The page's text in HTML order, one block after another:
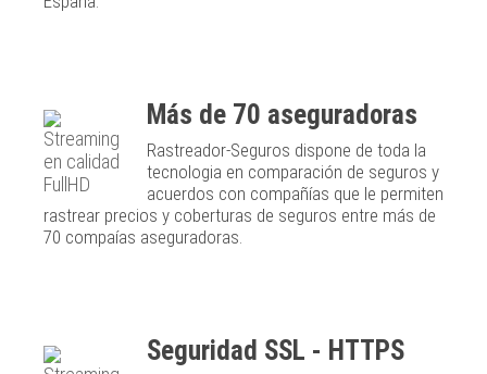
Más de 70 aseguradoras
Rastreador-Seguros dispone de toda la
tecnologia en comparación de seguros y
acuerdos con compañías que le permiten
rastrear precios y coberturas de seguros entre más de
70 compaías aseguradoras.
Seguridad SSL - HTTPS